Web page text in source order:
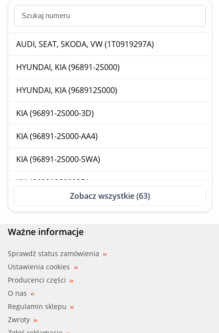
VOLVO
AUDI, SEAT, SKODA, VW (1T0919297A)
HYUNDAI, KIA (96891-2S000)
HYUNDAI, KIA (968912S000)
KIA (96891-2S000-3D)
KIA (96891-2S000-AA4)
KIA (96891-2S000-SWA)
KIA (968912S0003D)
KIA (968912S000SWA)
LANDROVER (LR024299)
NISSA (28438-4CC6C)
NISSA (28438-4CL7C)
Zobacz wszystkie (63)
Ważne informacje
Sprawdź status zamówienia
Ustawienia cookies
Producenci części
O nas
Regulamin sklepu
Zwroty